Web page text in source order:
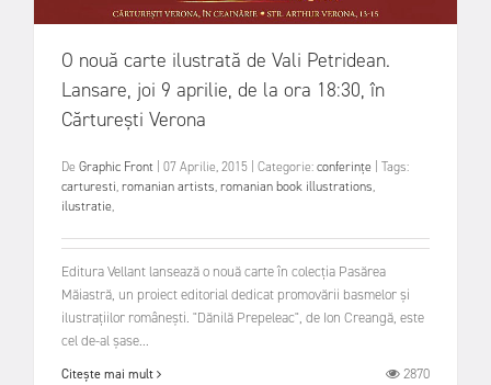
O nouă carte ilustrată de Vali Petridean.
Lansare, joi 9 aprilie, de la ora 18:30, în
Cărturești Verona
De Graphic Front 07 Aprilie, 2015 Categorie:conferințe
Tags:
carturesti,romanian artists,romanian book illustrations,
ilustratie,
Editura Vellant lansează o nouă carte în colecția Pasărea
Măiastră, un proiect editorial dedicat promovării basmelor și
ilustrațiilor românești. "Dănilă Prepeleac", de Ion Creangă, este
cel de-al șase...
Citește mai mult 2870